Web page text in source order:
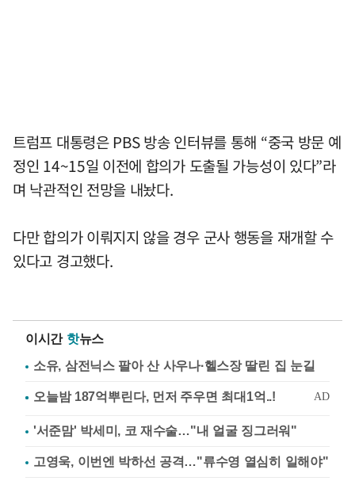
트럼프 대통령은 PBS 방송 인터뷰를 통해 “중국 방문 예
정인 14~15일 이전에 합의가 도출될 가능성이 있다”라
며 낙관적인 전망을 내놨다.
다만 합의가 이뤄지지 않을 경우 군사 행동을 재개할 수
있다고 경고했다.
이시간 핫뉴스
소유, 삼전닉스 팔아 산 사우나·헬스장 딸린 집 눈길
'서준맘' 박세미, 코 재수술…"내 얼굴 징그러워"
고영욱, 이번엔 박하선 공격…"류수영 열심히 일해야"